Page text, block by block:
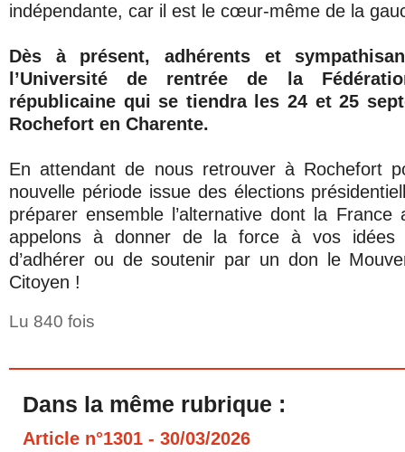
indépendante, car il est le cœur-même de la
Dès à présent, adhérents et
l’Université de rentrée de la
républicaine qui se tiendra les 24 et 25
Rochefort en Charente.
En attendant de nous retrouver à Rochefort
nouvelle période issue des élections
préparer ensemble l’alternative dont la
appelons à donner de la force à vos idées
d’adhérer ou de soutenir par un don le
Citoyen !
Lu 840 fois
Dans la même rubrique :
Article n°1301 - 30/03/2026